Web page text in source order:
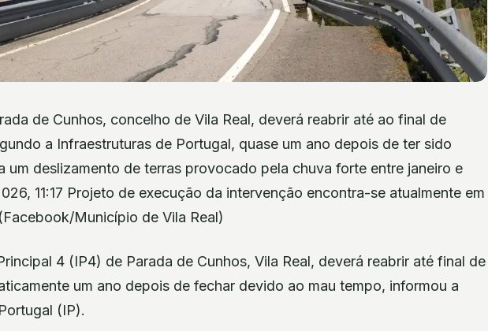
de Cunhos, concelho de Vila Real, deverá reabrir até ao final de
a Infraestruturas de Portugal, quase um ano depois de ter sido
um deslizamento de terras provocado pela chuva forte entre janeiro e
11:17 Projeto de execução da intervenção encontra-se atualmente em
Município de Vila Real)
4 (IP4) de Parada de Cunhos, Vila Real, deverá reabrir até final de
um ano depois de fechar devido ao mau tempo, informou a
(IP).